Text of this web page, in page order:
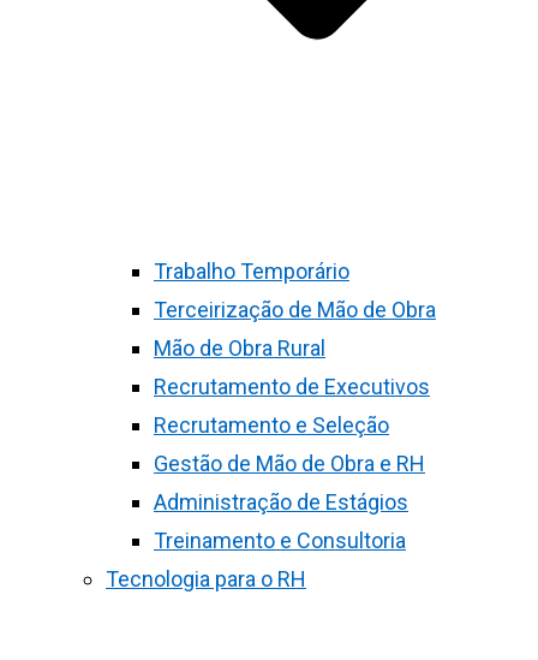
Trabalho Temporário
Terceirização de Mão de Obra
Mão de Obra Rural
Recrutamento de Executivos
Recrutamento e Seleção
Gestão de Mão de Obra e RH
Administração de Estágios
Treinamento e Consultoria
Tecnologia para o RH